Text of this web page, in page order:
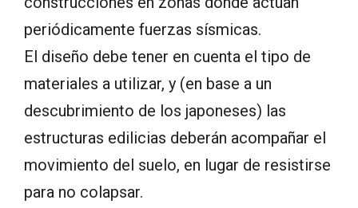
periódicamente fuerzas sísmicas.
El diseño debe tener en cuenta el tipo de
materiales a utilizar, y (en base a un
descubrimiento de los japoneses) las
estructuras edilicias deberán acompañar el
movimiento del suelo, en lugar de resistirse
para no colapsar.